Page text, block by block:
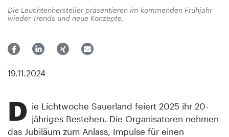
Die Leuchtenhersteller präsentieren im kommenden Frühjahr
wieder Trends und neue Konzepte.
19.11.2024
D ie Lichtwoche Sauerland feiert 2025 ihr 20-
jähriges Bestehen. Die Organisatoren nehmen
das Jubiläum zum Anlass, Impulse für einen